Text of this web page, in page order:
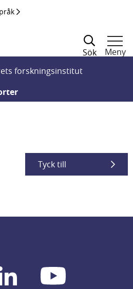
Sök
Meny
forskningsinstitut
Tyck till